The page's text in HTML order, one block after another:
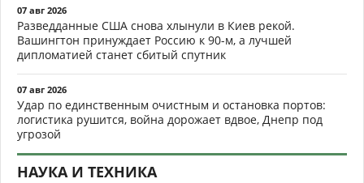
07 авг 2026
Разведданные США снова хлынули в Киев рекой.
Вашингтон принуждает Россию к 90-м, а лучшей
дипломатией станет сбитый спутник
07 авг 2026
Удар по единственным очистным и остановка портов:
логистика рушится, война дорожает вдвое, Днепр под
угрозой
НАУКА И ТЕХНИКА